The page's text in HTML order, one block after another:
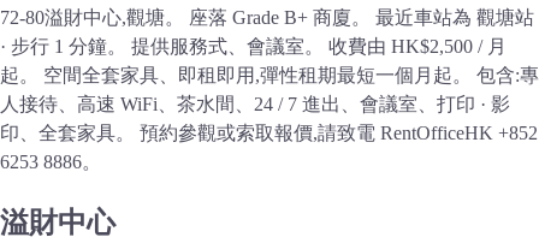
72-80溢財中心,觀塘。 座落 Grade B+ 商廈。 最近車站為 觀塘站
· 步行 1 分鐘。 提供服務式、會議室。 收費由 HK$2,500 / 月
起。 空間全套家具、即租即用,彈性租期最短一個月起。 包含:專
人接待、高速 WiFi、茶水間、24 / 7 進出、會議室、打印 · 影
印、全套家具。 預約參觀或索取報價,請致電 RentOfficeHK +852
6253 8886。
溢財中心